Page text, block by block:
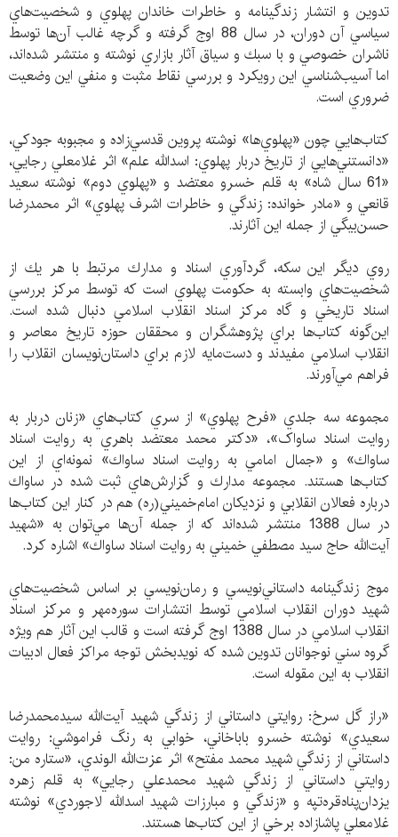
تدوين و انتشار زندگينامه و خاطرات خاندان پهلوي و شخصيت‌هاي
سياسي آن دوران، در سال 88 اوج گرفته و گرچه غالب آن‌ها توسط
ناشران خصوصي و با سبك و سياق آثار بازاري نوشته و منتشر شده‌اند،
اما آسيب‌شناسي اين رويكرد و بررسي نقاط مثبت و منفي اين وضعيت
ضروري است.
كتاب‌هايي چون «پهلوي‌ها» نوشته پروين قدسي‌زاده و مجبوبه جودكي،
«دانستني‌هايي از تاريخ دربار پهلوي: اسدالله علم» اثر غلامعلي رجايي،
«61 سال شاه» به قلم خسرو معتضد و «پهلوي دوم» نوشته سعيد
قانعي و «مادر خوانده: زندگي و خاطرات اشرف پهلوي» اثر محمدرضا
حسن‌بيگي از جمله اين آثارند.
روي ديگر اين سكه، گردآوري اسناد و مدارك مرتبط با هر يك از
شخصيت‌هاي وابسته به حكومت پهلوي است كه توسط مركز بررسي
اسناد تاريخي و گاه مركز اسناد انقلاب اسلامي دنبال شده است.
اين‌گونه كتاب‌ها براي پژوهشگران و محققان حوزه تاريخ معاصر و
انقلاب اسلامي مفيدند و دست‌مايه لازم براي داستان‌نويسان انقلاب را
فراهم مي‌آورند.
مجموعه سه جلدي «فرح پهلوي» از سري كتاب‌هاي «زن‍ان‌ درب‍ار ب‍ه‌
روای‍ت‌ اس‍ن‍اد س‍اواک‌‏»، «دكتر محمد معتضد باهري به روايت اسناد
ساواك» و «جمال امامي به روايت اسناد ساواك» نمونه‌اي از اين
كتاب‌ها هستند. مجموعه مدارك و گزارش‌هاي ثبت شده در ساواك
درباره فعالان انقلابي و نزديكان امام‌خميني(ره) هم در كنار اين كتاب‌ها
در سال 1388 منتشر شده‌اند كه از جمله آن‌ها مي‌توان به «شهيد
آيت‌الله حاج سيد مصطفي خميني به روايت اسناد ساواك» اشاره كرد.
موج زندگينامه داستاني‌نويسي و رمان‌نويسي بر اساس شخصيت‌هاي
شهيد دوران انقلاب اسلامي توسط انتشارات سوره‌مهر و مركز اسناد
انقلاب اسلامي در سال 1388 اوج ‌گرفته است و قالب اين آثار هم ويژه
گروه سني نوجوانان تدوين شده كه نويدبخش توجه مراكز فعال ادبيات
انقلاب به اين مقوله است.
«راز گل سرخ: روايتي داستاني از زندگي شهيد آيت‌الله سيدمحمدرضا
سعيدي» نوشته خسرو باباخاني، خوابي به رنگ فراموشي: روايت
داستاني از زندگي شهيد محمد مفتح» اثر عزت‌الله الوندي، «ستاره من:
روايتي داستاني از زندگي شهيد محمدعلي رجايي» به قلم زهره
يزدان‌پناه‌قره‌تپه و «زندگي و مبارزات شهيد اسدالله لاجوردي» نوشته
غلامعلي پاشازاده برخي از اين كتاب‌ها هستند.